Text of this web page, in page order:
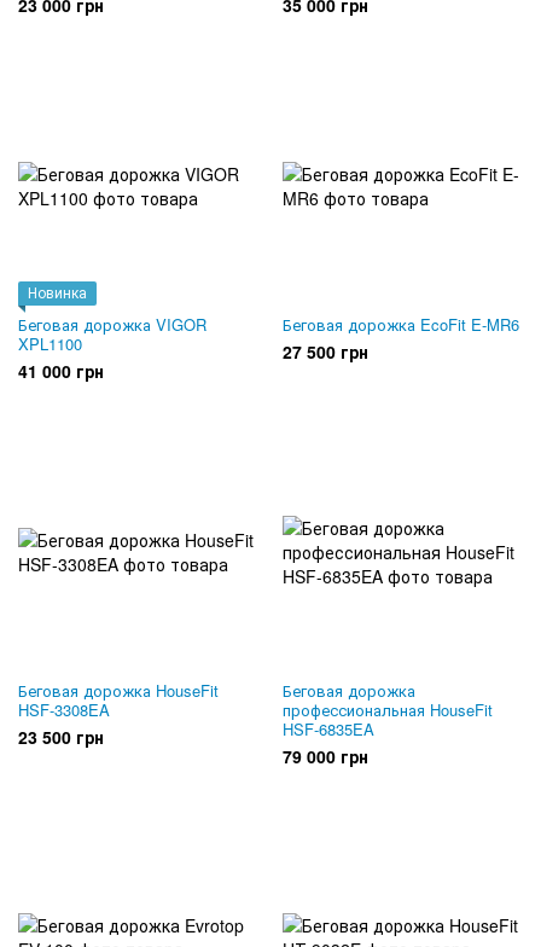
23 000 грн 35 000 грн
Новинка
Беговая дорожка VIGOR
XPL1100
41 000 грн
Беговая дорожка EcoFit E-MR6
27 500 грн
Беговая дорожка HouseFit
HSF-3308EA
23 500 грн
Беговая дорожка
профессиональная HouseFit
HSF-6835EA
79 000 грн